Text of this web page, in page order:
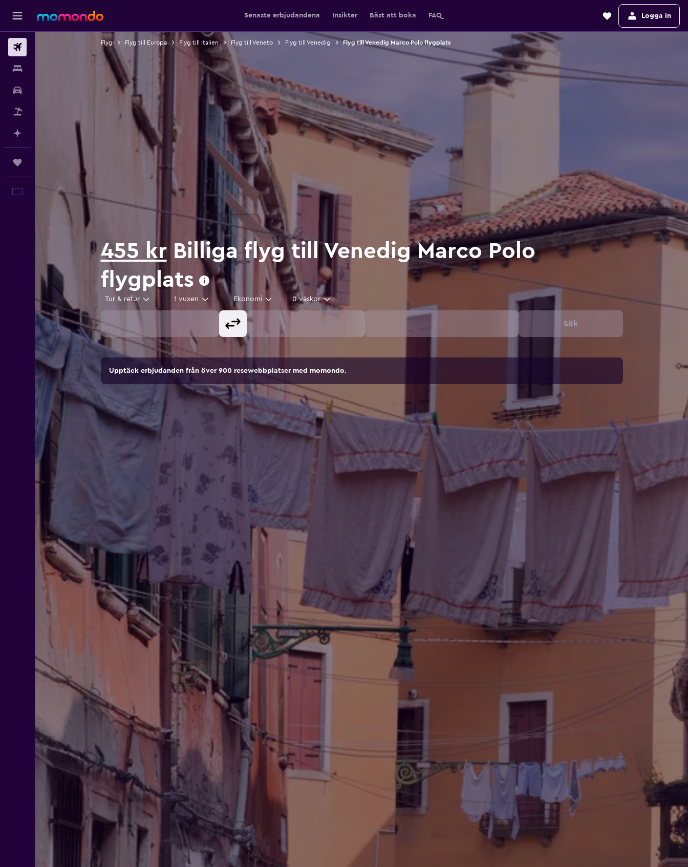
Senaste erbjudandena Insikter Bäst att boka FAQ Logga in
Planera med AI
Svenska
Flyg Flyg till Europa Flyg till Italien Flyg till Veneto Flyg till Venedig Flyg till Venedig Marco Polo flygplats
455 krBilliga flyg till Venedig Marco Polo
flygplats
Tur & retur 1 vuxen Ekonomi 0 väskor
Sök
Upptäck erbjudanden från över 900 resewebbplatser med momondo.